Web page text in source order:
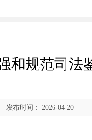
和规范司法
发布时间： 2026-04-20